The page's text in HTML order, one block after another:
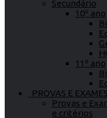
Secundário
10º ano
11º ano
PROVAS E
Provas e
e critérios